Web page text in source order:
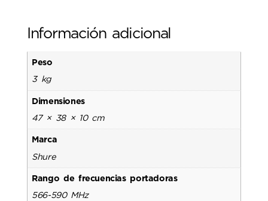
Información adicional
Peso
3 kg
Dimensiones
47 × 38 × 10 cm
Marca
Shure
Rango de frecuencias portadoras
566-590 MHz